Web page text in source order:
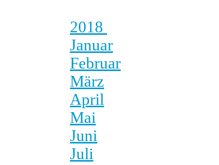
2018
Januar
Februar
März
April
Mai
Juni
Juli